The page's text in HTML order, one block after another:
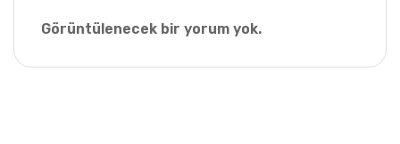
Görüntülenecek bir yorum yok.